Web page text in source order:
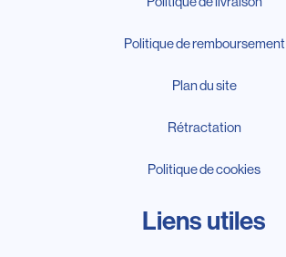
Politique de remboursement
Plan du site
Rétractation
Politique de cookies
Liens utiles